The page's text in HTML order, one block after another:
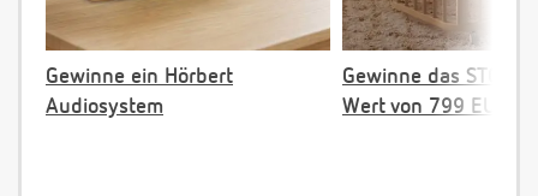
Gewinne ein Hörbert
Audiosystem
Gewinne das
Wert von 799 EUR